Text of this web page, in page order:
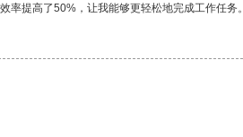
率提高了50%，让我能够更轻松地完成工作任务。